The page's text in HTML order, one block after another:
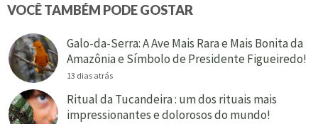
VOCÊ TAMBÉM PODE GOSTAR
Galo-da-Serra: A Ave Mais Rara e Mais Bonita da
Amazônia e Símbolo de Presidente Figueiredo!
13 dias atrás
Ritual da Tucandeira : um dos rituais mais
impressionantes e dolorosos do mundo!